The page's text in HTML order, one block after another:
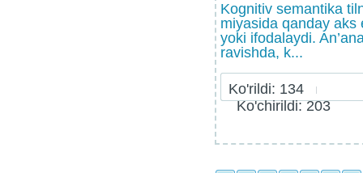
Kognitiv semantika
miyasida qanday aks
yoki ifodalaydi.
ravishda, k...
Ko'rildi: 134
Ko'chirildi: 203